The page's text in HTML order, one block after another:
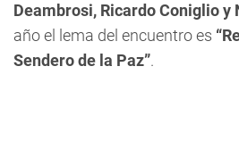
Deambrosi, Ricardo Coniglio y
año el lema del encuentro es
Sendero de la Paz”.